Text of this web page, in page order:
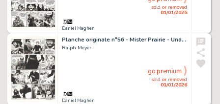
Daniel Maghen
sold or removed
01/01/2026
Planche originale n°56 - Mister Prairie - Undertaker
Ralph Meyer
Daniel Maghen
sold or removed
01/01/2026
go premium